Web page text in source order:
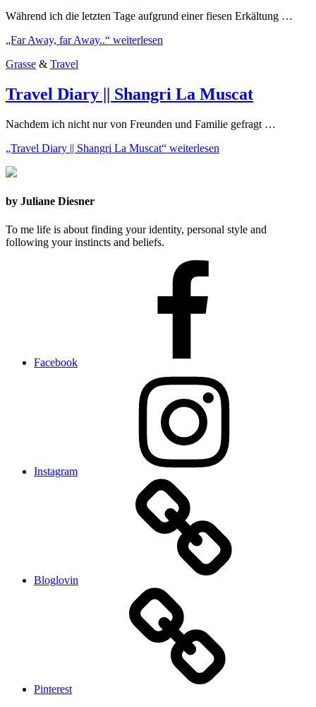
Während ich die letzten Tage aufgrund einer fiesen Erkältung …
„Far Away, far Away..“ weiterlesen
Grasse & Travel
Travel Diary || Shangri La Muscat
Nachdem ich nicht nur von Freunden und Familie gefragt …
„Travel Diary || Shangri La Muscat“ weiterlesen
by Juliane Diesner
To me life is about finding your identity, personal style and
following your instincts and beliefs.
Facebook
Instagram
Bloglovin
Pinterest